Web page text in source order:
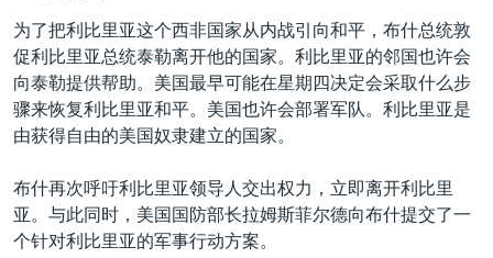
转
到
导
航
跳
到
检
索
国际
最新国际新闻
印太
中东
非洲
美洲
分类新闻
经济·金融·贸易
人权·法律·宗教
军事
劳工
美中关系
热点专题
国会报道
美中关系
VOA今日焦点
中文广播
为了把利比里亚这个西非国家从内战引向和平，布什总统敦
促利比里亚总统泰勒离开他的国家。利比里亚的邻国也许会
向泰勒提供帮助。美国最早可能在星期四决定会采取什么步
骤来恢复利比里亚和平。美国也许会部署军队。利比里亚是
由获得自由的美国奴隶建立的国家。
布什再次呼吁利比里亚领导人交出权力，立即离开利比里
亚。与此同时，美国国防部长拉姆斯菲尔德向布什提交了一
个针对利比里亚的军事行动方案。